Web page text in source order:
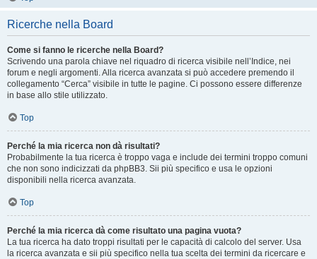
Ricerche nella Board
Come si fanno le ricerche nella Board?
Scrivendo una parola chiave nel riquadro di ricerca visibile nell’Indice, nei
forum e negli argomenti. Alla ricerca avanzata si può accedere premendo il
collegamento “Cerca” visibile in tutte le pagine. Ci possono essere differenze
in base allo stile utilizzato.
Top
Perché la mia ricerca non dà risultati?
Probabilmente la tua ricerca è troppo vaga e include dei termini troppo comuni
che non sono indicizzati da phpBB3. Sii più specifico e usa le opzioni
disponibili nella ricerca avanzata.
Top
Perché la mia ricerca dà come risultato una pagina vuota?
La tua ricerca ha dato troppi risultati per le capacità di calcolo del server. Usa
la ricerca avanzata e sii più specifico nella tua scelta dei termini da ricercare e